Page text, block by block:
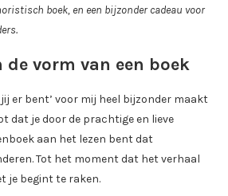
boek, en een bijzonder cadeau voor
vorm van een boek
er bent’ voor mij heel bijzonder maakt
dat je door de prachtige en lieve
aan het lezen bent dat
Tot het moment dat het verhaal
je begint te raken.